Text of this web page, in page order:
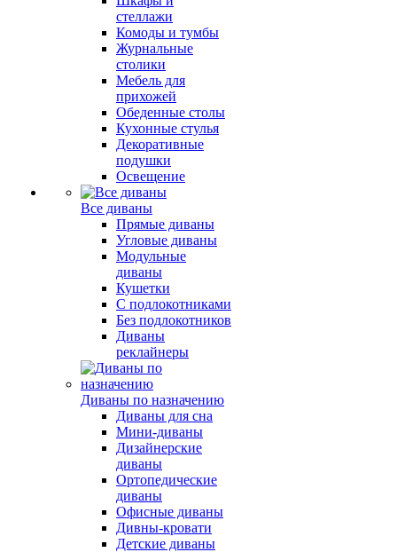
стеллажи
Комоды и тумбы
Журнальные
столики
Мебель для
прихожей
Обеденные столы
Кухонные стулья
Декоративные
подушки
Освещение
Все диваны
Прямые диваны
Угловые диваны
Модульные
диваны
Кушетки
С подлокотниками
Без подлокотников
Диваны
реклайнеры
Диваны по назначению
Диваны для сна
Мини-диваны
Дизайнерские
диваны
Ортопедические
диваны
Офисные диваны
Дивны-кровати
Детские диваны